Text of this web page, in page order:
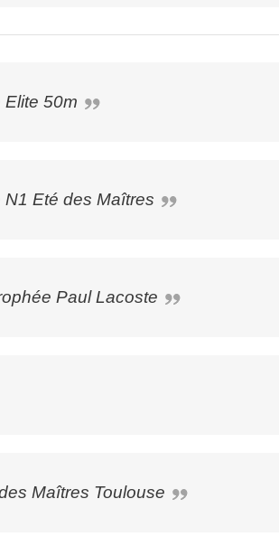
Elite 50m
N1 Eté des Maîtres
Paul Lacoste
Maîtres Toulouse